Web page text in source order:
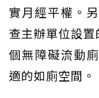
實月經平權。
查主辦單位設
個無障礙流動
適的如廁空間。